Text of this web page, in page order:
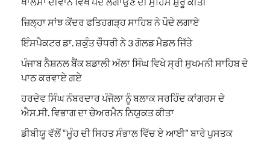
ਜ਼ਿਲ੍ਹਾ ਸਾਂਝ ਕੇਂਦਰ ਫਤਿਹਗੜ੍ਹ ਸਾਹਿਬ ਨੇ ਪੌਦੇ ਲਗਾਏ
ਇੰਸਪੈਕਟਰ ਡਾ. ਸ਼ਕੁੰਤ ਚੌਧਰੀ ਨੇ 3 ਗੋਲਡ ਮੈਡਲ ਜਿੱਤੇ
ਪੰਜਾਬ ਨੈਸ਼ਨਲ ਬੈਂਕ ਬਡਾਲੀ ਅੱਲਾ ਸਿੰਘ ਵਿਖੇ ਸ੍ਰੀ ਸੁਖਮਨੀ ਸਾਹਿਬ ਦੇ
ਪਾਠ ਕਰਵਾਏ ਗਏ
ਹਰਦੇਵ ਸਿੰਘ ਨੰਬਰਦਾਰ ਪੰਜੋਲਾ ਨੂੰ ਬਲਾਕ ਸਰਹਿੰਦ ਕਾਂਗਰਸ ਦੇ
ਐਸ.ਸੀ. ਵਿਭਾਗ ਦਾ ਚੇਅਰਮੈਨ ਨਿਯੁਕਤ ਕੀਤਾ
ਡੀਬੀਯੂ ਵੱਲੋਂ “ਮੂੰਹ ਦੀ ਸਿਹਤ ਸੰਭਾਲ ਵਿੱਚ ਏ ਆਈ” ਬਾਰੇ ਪੁਸਤਕ